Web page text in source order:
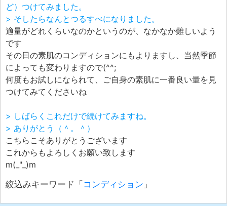
ど）つけてみました。
> そしたらなんとつるすべになりました。
適量がどれくらいなのかというのが、なかなか難しいよう
です
その日の素肌のコンディションにもよりますし、当然季節
によっても変わりますので(^^;
何度もお試しになられて、ご自身の素肌に一番良い量を見
つけてみてくださいね
> しばらくこれだけで続けてみますね。
> ありがとう（＾。＾）
こちらこそありがとうございます
これからもよろしくお願い致します
m(_"_)m
絞込みキーワード「 コンディション 」